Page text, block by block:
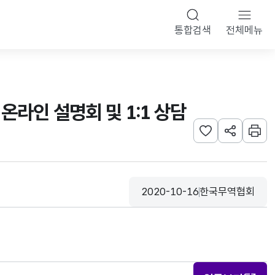
통합검색 전체메뉴
라인 설명회 및 1:1 상담
관심사 등록하기
URL 공유하
인쇄
등록일
2020-10-16
수집기관
한국무역협회